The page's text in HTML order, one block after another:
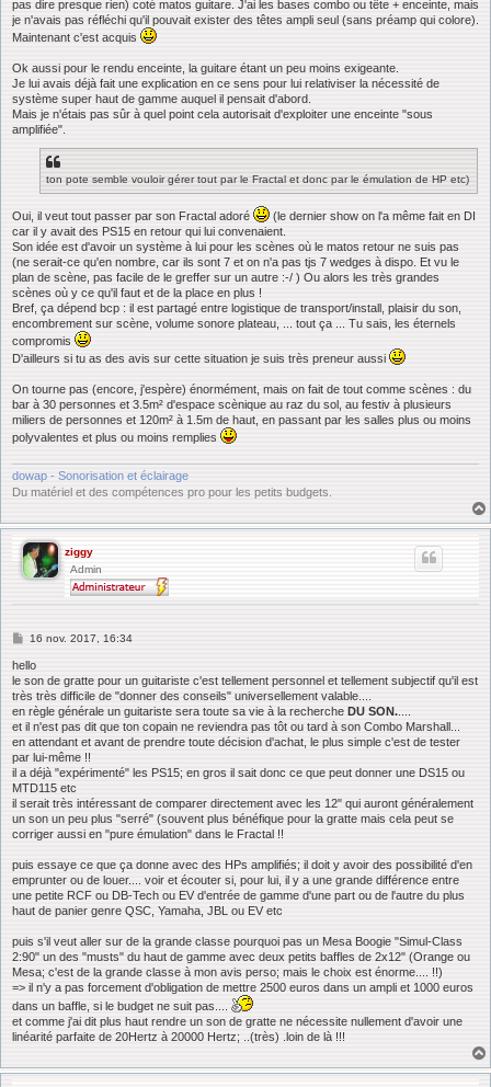
a
g
e
pas dire presque rien) coté matos guitare. J'ai les bases combo ou tête + enceinte, mais
je n'avais pas réfléchi qu'il pouvait exister des têtes ampli seul (sans préamp qui colore).
Maintenant c'est acquis
Ok aussi pour le rendu enceinte, la guitare étant un peu moins exigeante.
Je lui avais déjà fait une explication en ce sens pour lui relativiser la nécessité de
système super haut de gamme auquel il pensait d'abord.
Mais je n'étais pas sûr à quel point cela autorisait d'exploiter une enceinte "sous
amplifiée".
ton pote semble vouloir gérer tout par le Fractal et donc par le émulation de HP etc)
Oui, il veut tout passer par son Fractal adoré
(le dernier show on l'a même fait en DI
car il y avait des PS15 en retour qui lui convenaient.
Son idée est d'avoir un système à lui pour les scènes où le matos retour ne suis pas
(ne serait-ce qu'en nombre, car ils sont 7 et on n'a pas tjs 7 wedges à dispo. Et vu le
plan de scène, pas facile de le greffer sur un autre :-/ ) Ou alors les très grandes
scènes où y ce qu'il faut et de la place en plus !
Bref, ça dépend bcp : il est partagé entre logistique de transport/install, plaisir du son,
encombrement sur scène, volume sonore plateau, ... tout ça ... Tu sais, les éternels
compromis
D'ailleurs si tu as des avis sur cette situation je suis très preneur aussi
On tourne pas (encore, j'espère) énormément, mais on fait de tout comme scènes : du
bar à 30 personnes et 3.5m² d'espace scènique au raz du sol, au festiv à plusieurs
miliers de personnes et 120m² à 1.5m de haut, en passant par les salles plus ou moins
polyvalentes et plus ou moins remplies
dowap - Sonorisation et éclairage
Du matériel et des compétences pro pour les petits budgets.
ziggy
Admin
M
s
s
g
e
16 nov. 2017, 16:34
hello
le son de gratte pour un guitariste c'est tellement personnel et tellement subjectif qu'il est
très très difficile de "donner des conseils" universellement valable....
en règle générale un guitariste sera toute sa vie à la recherche DU SON.
et il n'est pas dit que ton copain ne reviendra pas tôt ou tard à son Combo Marshall...
en attendant et avant de prendre toute décision d'achat, le plus simple c'est de tester
par lui-même !!
il a déjà "expérimenté" les PS15; en gros il sait donc ce que peut donner une DS15 ou
MTD115 etc
il serait très intéressant de comparer directement avec les 12" qui auront généralement
un son un peu plus "serré" (souvent plus bénéfique pour la gratte mais cela peut se
corriger aussi en "pure émulation" dans le Fractal !!
puis essaye ce que ça donne avec des HPs amplifiés; il doit y avoir des possibilité d'en
emprunter ou de louer.... voir et écouter si, pour lui, il y a une grande différence entre
une petite RCF ou DB-Tech ou EV d'entrée de gamme d'une part ou de l'autre du plus
haut de panier genre QSC, Yamaha, JBL ou EV etc
puis s'il veut aller sur de la grande classe pourquoi pas un Mesa Boogie "Simul-Class
2:90" un des "musts" du haut de gamme avec deux petits baffles de 2x12" (Orange ou
Mesa; c'est de la grande classe à mon avis perso; mais le choix est énorme.... !!)
=> il n'y a pas forcement d'obligation de mettre 2500 euros dans un ampli et 1000 euros
dans un baffle, si le budget ne suit pas....
et comme j'ai dit plus haut rendre un son de gratte ne nécessite nullement d'avoir une
linéarité parfaite de 20Hertz à 20000 Hertz; ..(très) .loin de là !!!